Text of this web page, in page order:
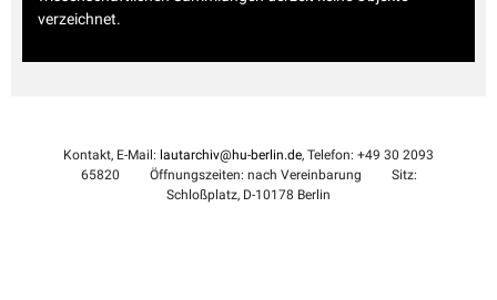
verzeichnet.
Kontakt, E-Mail: lautarchiv@hu-berlin.de, Telefon: +49 30 2093
65820
Öffnungszeiten: nach Vereinbarung
Sitz:
Schloßplatz, D-10178 Berlin